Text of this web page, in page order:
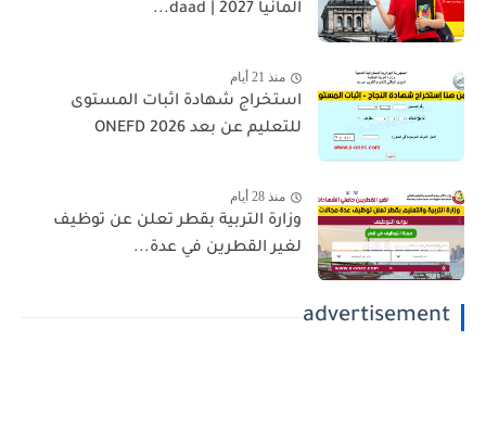
المانيا 2027 | daad...
منذ 21 أيام
استخراج شهادة اثبات المستوى
للتعليم عن بعد 2026 ONEFD
منذ 28 أيام
وزارة التربية بقطر تعلن عن توظيف
لغير القطرين في عدة...
advertisement